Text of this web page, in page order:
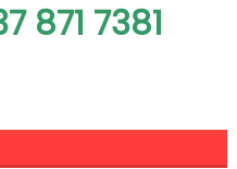
871 7381